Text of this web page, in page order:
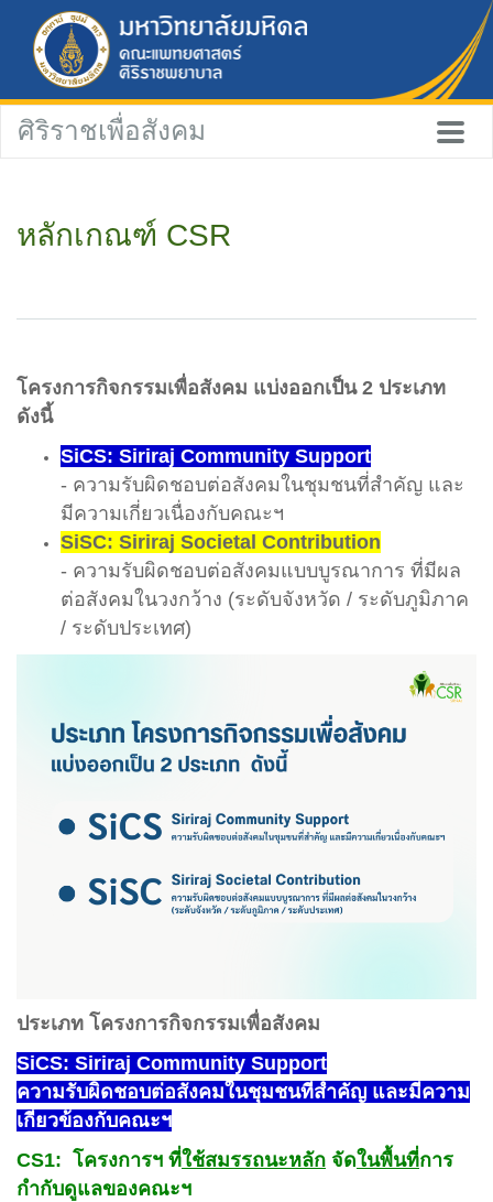
ศิริราชเพื่อสังคม
หลักเกณฑ์ CSR
โครงการกิจกรรมเพื่อสังคม แบ่งออกเป็น 2 ประเภท
ดังนี้
SiCS: Siriraj Community Support
- ความรับผิดชอบต่อสังคมในชุมชนที่สำคัญ และ
มีความเกี่ยวเนื่องกับคณะฯ
SiSC: Siriraj Societal Contribution
- ความรับผิดชอบต่อสังคมแบบบูรณาการ ที่มีผล
ต่อสังคมในวงกว้าง (ระดับจังหวัด / ระดับภูมิภาค
/ ระดับประเทศ)
ประเภท โครงการกิจกรรมเพื่อสังคม
SiCS: Siriraj Community Support
ความรับผิดชอบต่อสังคมในชุมชนที่สำคัญ และมีความ
เกี่ยวข้องกับคณะฯ
CS1: โครงการฯ ที่ใช้สมรรถนะหลัก จัดในพื้นที่การ
กำกับดูแลของคณะฯ